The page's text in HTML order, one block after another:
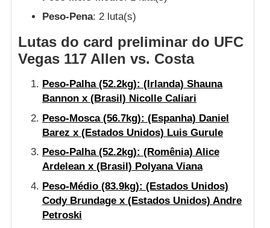
Peso-Pena: 2 luta(s)
Lutas do card preliminar do UFC
Vegas 117 Allen vs. Costa
Peso-Palha(52.2kg): (Irlanda) Shauna
Bannon x (Brasil) Nicolle Caliari
Peso-Mosca(56.7kg): (Espanha) Daniel
Barez x (Estados Unidos) Luis Gurule
Peso-Palha(52.2kg): (Romênia) Alice
Ardelean x (Brasil) Polyana Viana
Peso-Médio(83.9kg): (Estados Unidos)
Cody Brundage x (Estados Unidos) Andre
Petroski